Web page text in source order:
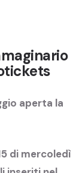
aperta la
di mercoledì